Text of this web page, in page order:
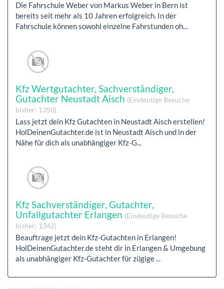
Die Fahrschule Weber von Markus Weber in Bern ist
bereits seit mehr als 10 Jahren erfolgreich. In der
Fahrschule können sowohl einzelne Fahrstunden oh...
Kfz Wertgutachter, Sachverständiger,
Gutachter Neustadt Aisch (Eindeutige Besuche
bisher: 1350)
Lass jetzt dein Kfz Gutachten in Neustadt Aisch erstellen!
HolDeinenGutachter.de ist in Neustadt Aisch und in der
Nähe für dich als unabhängiger Kfz-G...
Kfz Sachverständiger, Gutachter,
Unfallgutachter Erlangen (Eindeutige Besuche
bisher: 1342)
Beauftrage jetzt dein Kfz-Gutachten in Erlangen!
HolDeinenGutachter.de steht dir in Erlangen & Umgebung
als unabhängiger Kfz-Gutachter für zügige ...